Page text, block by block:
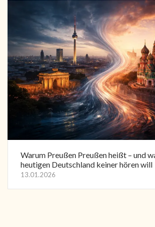
Warum Preußen Preußen heißt – und
heutigen Deutschland keiner hören will
13.01.2026